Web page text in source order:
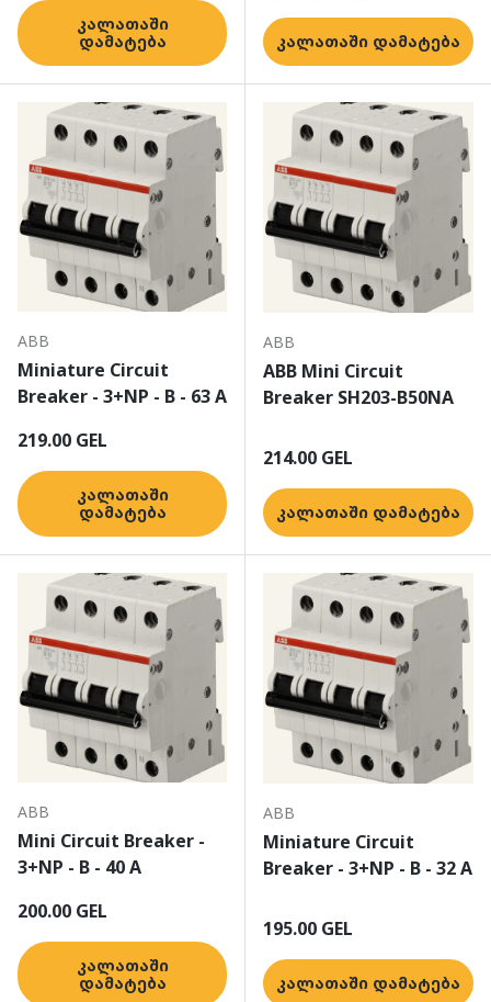
კალათაში
დამატება
კალათაში დამატება
ABB
Miniature Circuit
Breaker - 3+NP - B - 63 A
ჩვეულებრივი ფასი
219.00 GEL
კალათაში
დამატება
ABB
ABB Mini Circuit
Breaker SH203-B50NA
ჩვეულებრივი ფასი
214.00 GEL
კალათაში დამატება
ABB
Mini Circuit Breaker -
3+NP - B - 40 A
ჩვეულებრივი ფასი
200.00 GEL
კალათაში
დამატება
ABB
Miniature Circuit
Breaker - 3+NP - B - 32 A
ჩვეულებრივი ფასი
195.00 GEL
კალათაში დამატება